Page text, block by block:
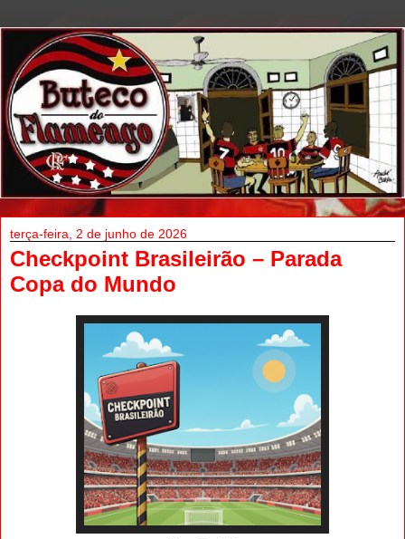
terça-feira, 2 de junho de 2026
Checkpoint Brasileirão – Parada
Copa do Mundo